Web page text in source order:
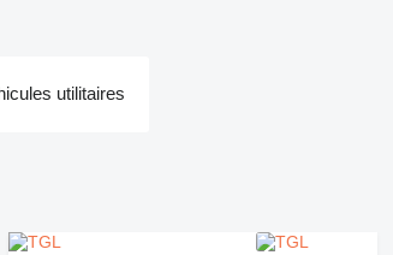
utilitaires